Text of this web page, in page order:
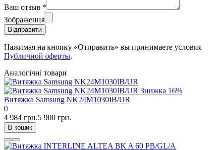
Ваш отзыв *
Зображення
Відправити
Нажимая на кнопку «Отправить» вы принимаете условия
Публичной оферты.
Аналогічні товари
Знижка 16%
Витяжка Samsung NK24M1030IB/UR
0
4 984 грн.5 900 грн.
В кошик